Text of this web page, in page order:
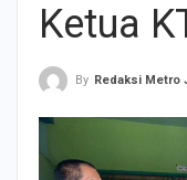
Ketua
By Redaksi Metro